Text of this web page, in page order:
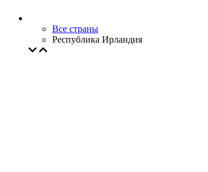
Все страны
Республика Ирландия